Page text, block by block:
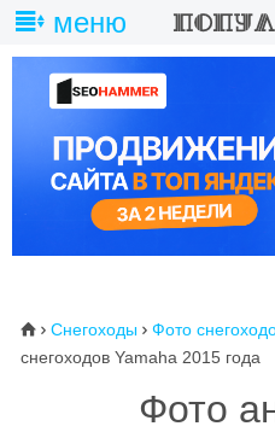
меню
⌂  Снегоходы  Фото
снегоходов Yamaha 2015 года
Фото